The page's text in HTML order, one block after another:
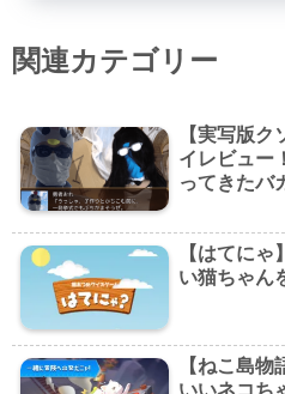
関連カテゴリー
【実写版
イレビュー
ってきたバ
【はてに
い猫ちゃん
【ねこ島